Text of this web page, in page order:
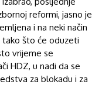
reformi, jasno je
i na neki način
što će oduzeti
vrijeme se
HDZ, u nadi da se
za blokadu i za